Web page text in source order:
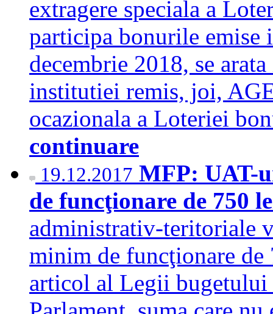
extragere speciala a
participa bonurile emise
decembrie 2018, se
institutiei remis, joi,
ocazionala a Loteriei
continuare
19.12.2017 MFP: UAT-
de funcţionare de 750
administrativ-teritoriale
minim de funcţionare
articol al Legii